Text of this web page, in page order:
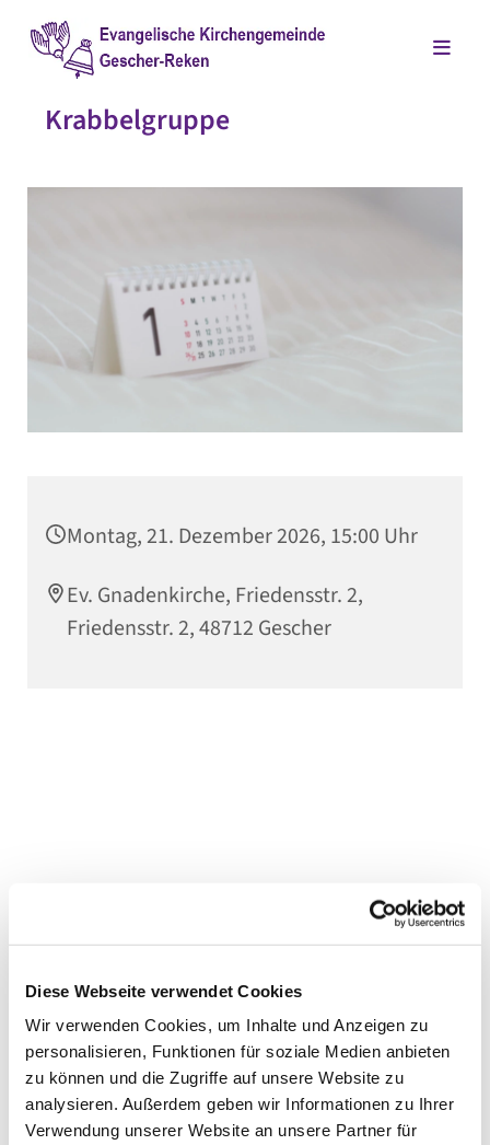
Diese Webseite verwendet Cookies
Wir verwenden Cookies, um Inhalte und Anzeigen zu
personalisieren, Funktionen für soziale Medien anbieten
zu können und die Zugriffe auf unsere Website zu
analysieren. Außerdem geben wir Informationen zu Ihrer
Verwendung unserer Website an unsere Partner für
Krabbelgruppe
Montag, 21. Dezember 2026, 15:00 Uhr
Ev. Gnadenkirche, Friedensstr. 2,
Friedensstr. 2, 48712 Gescher